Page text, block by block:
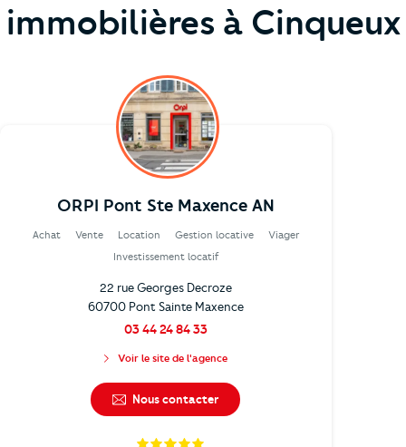
immobilières à Cinqueux
ORPI Pont Ste Maxence AN
Achat Vente Location Gestion locative
Viager
Investissement locatif
22 rue Georges Decroze
60700 Pont Sainte Maxence
03 44 24 84 33
Voir le site de l'agence
Nous contacter